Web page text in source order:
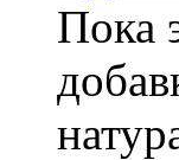
Пока